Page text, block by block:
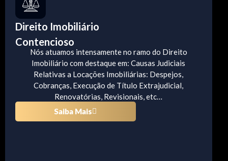
Direito Imobiliário
Contencioso
Nós atuamos intensamente no ramo do Direito
Imobiliário com destaque em: Causas Judiciais
Relativas a Locações Imobiliárias: Despejos,
Cobranças, Execução de Título Extrajudicial,
Renovatórias, Revisionais, etc…
Saiba Mais